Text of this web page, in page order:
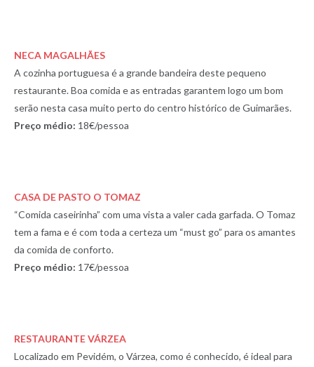
NECA MAGALHÃES
A cozinha portuguesa é a grande bandeira deste pequeno
restaurante. Boa comida e as entradas garantem logo um bom
serão nesta casa muito perto do centro histórico de Guimarães.
Preço médio: 18€/pessoa
CASA DE PASTO O TOMAZ
“Comida caseirinha” com uma vista a valer cada garfada. O Tomaz
tem a fama e é com toda a certeza um “must go” para os amantes
da comida de conforto.
Preço médio: 17€/pessoa
RESTAURANTE VÁRZEA
Localizado em Pevidém, o Várzea, como é conhecido, é ideal para